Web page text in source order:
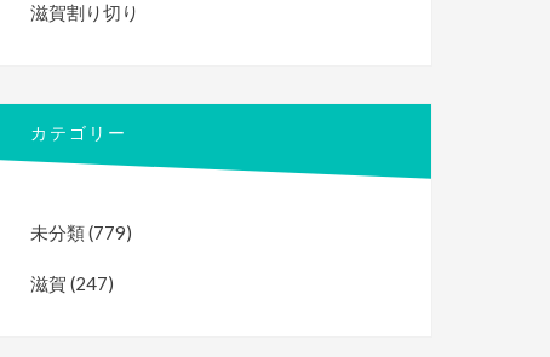
滋賀割り切り
カテゴリー
未分類(779)
滋賀 (247)